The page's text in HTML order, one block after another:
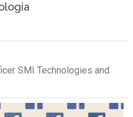
SMI Technologies and